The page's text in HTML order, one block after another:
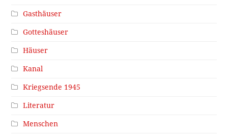
Gasthäuser
Gotteshäuser
Häuser
Kanal
Kriegsende 1945
Literatur
Menschen